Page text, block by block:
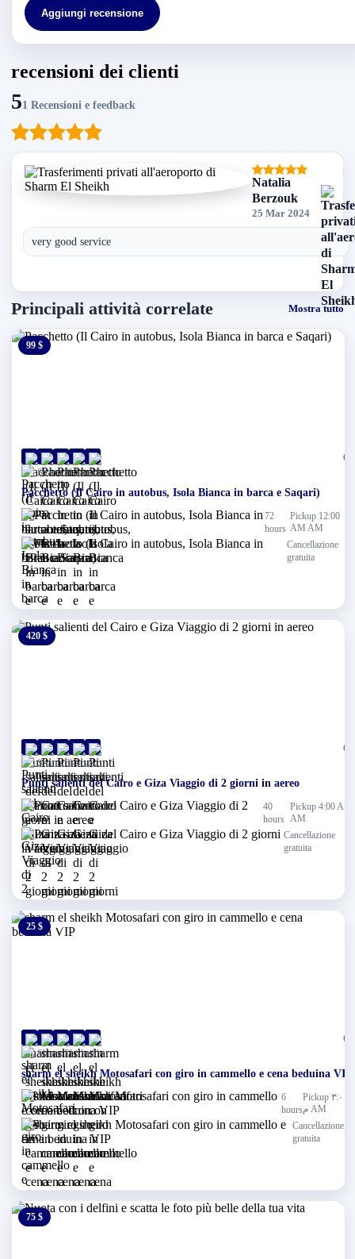
Aggiungi recensione
recensioni dei clienti
51 Recensioni e feedback
Natalia
Berzouk
25 Mar 2024
very good service
Principali attività correlate Mostra tutto
99 $
(0)
Sharm El-Shaikh
Pacchetto (Il Cairo in autobus, Isola Bianca in barca e Saqari)
72
hours
Pickup 12:00
AM AM
Cancellazione
gratuita
420 $
(0)
Sharm El-Shaikh
Punti salienti del Cairo e Giza Viaggio di 2 giorni in aereo
40
hours
Pickup 4:00 AM
AM
Cancellazione
gratuita
25 $ 0 $
(0)
Sharm El-Shaikh
sharm el sheikh Motosafari con giro in cammello e cena beduina VIP
6
hours
Pickup ٣:٠٠
م AM
Cancellazione
gratuita
75 $